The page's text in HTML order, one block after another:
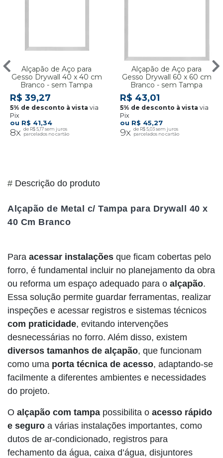
Alçapão de Aço para
Gesso Drywall 40 x 40 cm
Branco - sem Tampa
R$ 41,34
8x R$ 5,17
R$ 39,27
via
Pix
Alçapão de Aço para
Gesso Drywall 60 x 60 cm
Branco - sem Tampa
R$ 45,27
9x R$ 5,03
R$ 43,01
via
Pix
# Descrição do produto
Alçapão de Metal c/ Tampa para Drywall 40 x
40 Cm Branco
Para acessar instalações que ficam cobertas pelo
forro, é fundamental incluir no planejamento da obra
ou reforma um espaço adequado para o alçapão.
Essa solução permite guardar ferramentas, realizar
inspeções e acessar registros e sistemas técnicos
com praticidade, evitando intervenções
desnecessárias no forro. Além disso, existem
diversos tamanhos de alçapão, que funcionam
como uma porta técnica de acesso, adaptando-se
facilmente a diferentes ambientes e necessidades
do projeto.
O alçapão com tampa possibilita o acesso rápido
e seguro a várias instalações importantes, como
dutos de ar-condicionado, registros para
fechamento da água, caixa d’água, disjuntores